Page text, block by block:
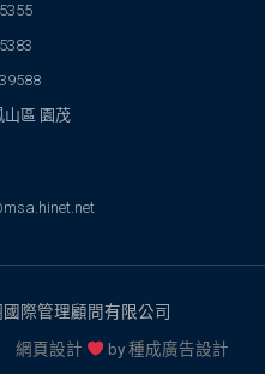
山區 園茂
際管理顧問有限公司
網頁設計
by種成廣告設計